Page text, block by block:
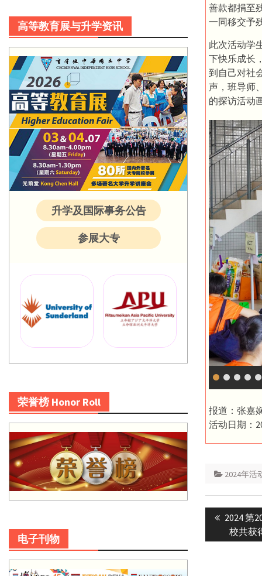
善款都捐至
一同移交予
此次活动学
下快乐成长
到自己对社
声，班导师
的探访活动
报道：张嘉
活动日期：
2024年活
Post
Previous
post:
2024 第
校共获
高等教育展与升学资讯
升学及国际事务公告
参展大专
荣誉榜 Honor Roll
电子刊物